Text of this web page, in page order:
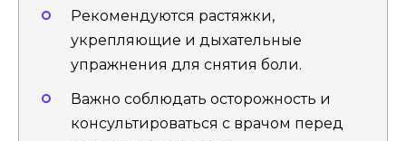
Рекомендуются растяжки,
укрепляющие и дыхательные
упражнения для снятия боли.
Важно соблюдать осторожность и
консультироваться с врачом перед